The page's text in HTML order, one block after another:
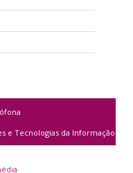
e Tecnologias da Informação